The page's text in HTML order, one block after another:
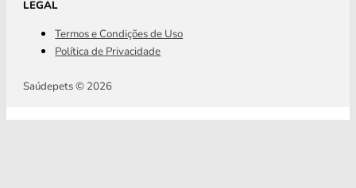
LEGAL
Termos e Condições de Uso
Política de Privacidade
Saúdepets © 2026